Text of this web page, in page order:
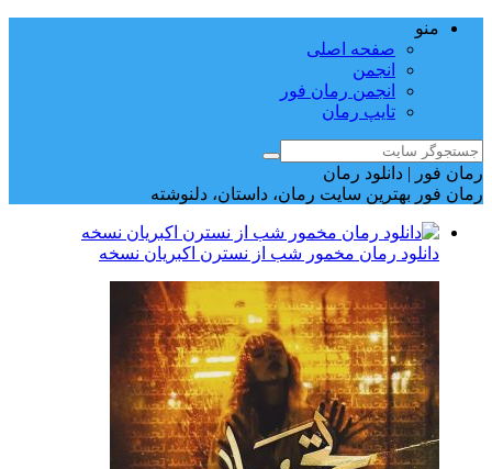
منو
صفحه اصلی
انجمن
انجمن رمان فور
تایپ رمان
رمان فور | دانلود رمان
رمان فور بهترین سایت رمان، داستان، دلنوشته
دانلود رمان مخمور شب از نسترن اکبریان نسخه